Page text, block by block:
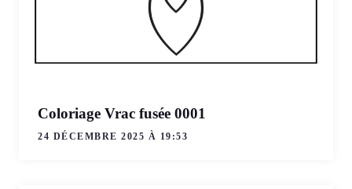
Coloriage Vrac fusée 0001
24 DÉCEMBRE 2025 À 19:53